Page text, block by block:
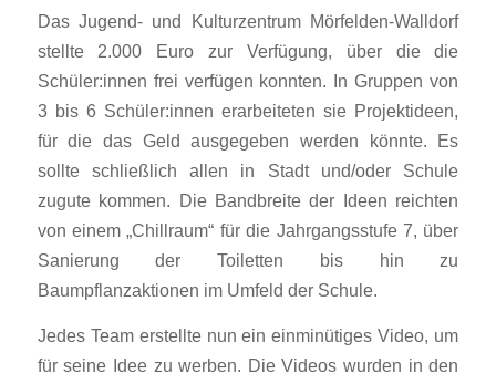
Das Jugend- und Kulturzentrum Mörfelden-Walldorf
stellte 2.000 Euro zur Verfügung, über die die
Schüler:innen frei verfügen konnten. In Gruppen von
3 bis 6 Schüler:innen erarbeiteten sie Projektideen,
für die das Geld ausgegeben werden könnte. Es
sollte schließlich allen in Stadt und/oder Schule
zugute kommen. Die Bandbreite der Ideen reichten
von einem „Chillraum“ für die Jahrgangsstufe 7, über
Sanierung der Toiletten bis hin zu
Baumpflanzaktionen im Umfeld der Schule.
Jedes Team erstellte nun ein einminütiges Video, um
für seine Idee zu werben. Die Videos wurden in den